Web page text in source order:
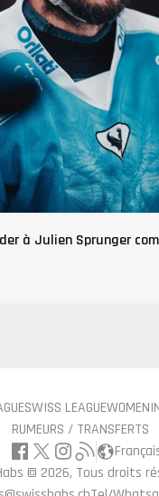
à Julien Sprunger
SWISS LEAGUEWOMEN
RUMEURS / TRANSFERTS
© 2026, Tous droits